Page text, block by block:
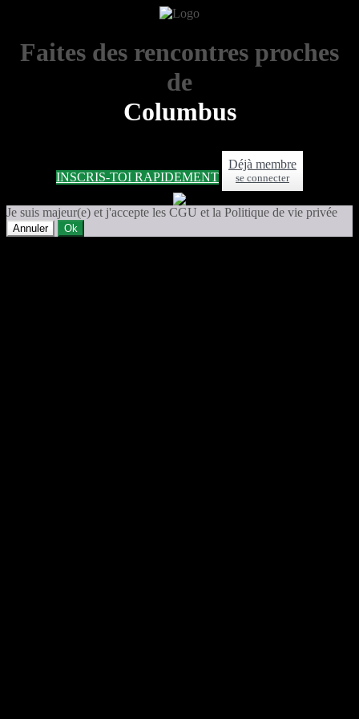
Faites des rencontres proches
de
Columbus
INSCRIS-TOI RAPIDEMENT
Déjà membre
se connecter
Je suis majeur(e) et j'accepte les CGU et la Politique de vie privée
Annuler Ok